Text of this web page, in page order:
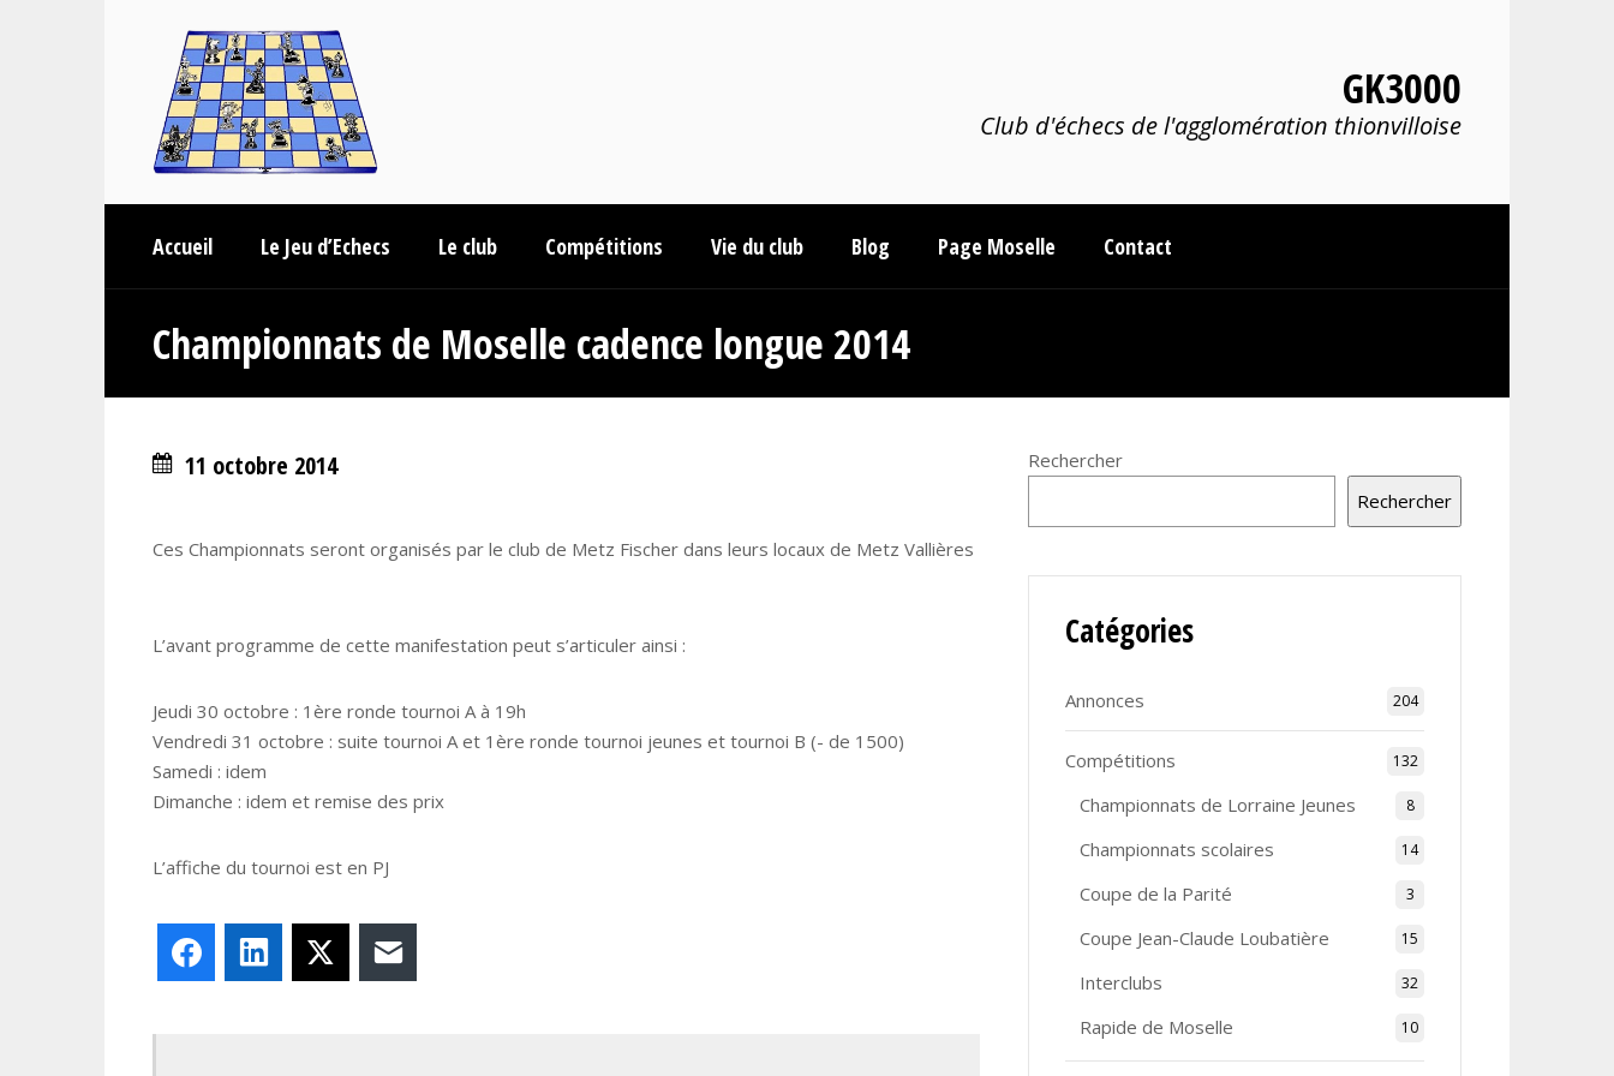
GK3000
Club d'échecs de l'agglomération thionvilloise
Accueil Le Jeu d’Echecs Le club Compétitions Vie du club Blog Page Moselle Contact
Championnats de Moselle cadence longue 2014
11 octobre 2014
Ces Championnats seront organisés par le club de Metz Fischer dans leurs locaux de Metz Vallières
L’avant programme de cette manifestation peut s’articuler ainsi :
Jeudi 30 octobre : 1ère ronde tournoi A à 19h
Vendredi 31 octobre : suite tournoi A et 1ère ronde tournoi jeunes et tournoi B (- de 1500)
Samedi : idem
Dimanche : idem et remise des prix
L’affiche du tournoi est en PJ
FacebookLinkedIn
Rechercher
Rechercher
Catégories
Annonces 204
Compétitions 132
Championnats de Lorraine Jeunes 8
Championnats scolaires 14
Coupe de la Parité 3
Coupe Jean-Claude Loubatière 15
Interclubs 32
Rapide de Moselle 10